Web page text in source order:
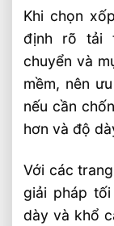
Khi chọn
định rõ tải
chuyển và
mềm, nên
nếu cần
hơn và độ
Với các
giải pháp
dày và khổ